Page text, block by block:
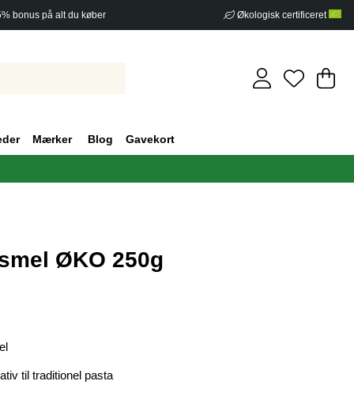
bonus på alt du køber Økologisk certificeret
.
Mærker Blog Gavekort
ØKO 250g
til traditionel pasta